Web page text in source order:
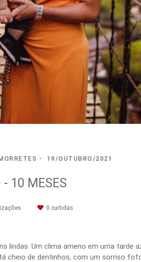
19/OUTUBRO/2021
- 10 MESES
0 curtidas
lindas. Um clima ameno em uma tarde
cheio de dentinhos, com um sorriso